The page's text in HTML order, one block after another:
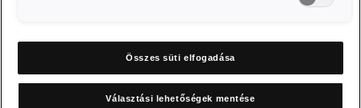
Összes süti elfogadása
Választási lehetőségek mentése